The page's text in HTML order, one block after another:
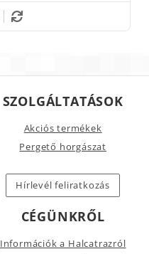
SZOLGÁLTATÁSOK
Akciós termékek
Pergető horgászat
Hírlevél feliratkozás
CÉGÜNKRŐL
Információk a Halcatrazról